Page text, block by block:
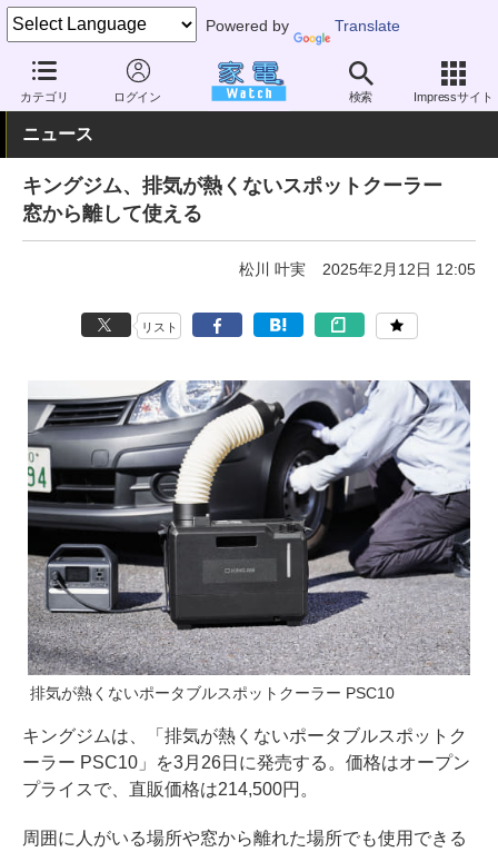
Powered by Translate
カテゴリ ログイン 検索 Impressサイト
家電 Watch 空調家電 エアコン
ニュース
キングジム、排気が熱くないスポットクーラー
窓から離して使える
松川 叶実 2025年2月12日 12:05
リスト
排気が熱くないポータブルスポットクーラー PSC10
キングジムは、「排気が熱くないポータブルスポットク
ーラー PSC10」を3月26日に発売する。価格はオープン
プライスで、直販価格は214,500円。
周囲に人がいる場所や窓から離れた場所でも使用できる